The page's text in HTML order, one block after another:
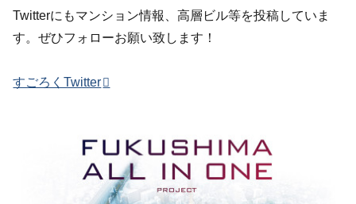
Twitterにもマンション情報、高層ビル等を投稿していま
す。ぜひフォローお願い致します！
すごろくTwitter